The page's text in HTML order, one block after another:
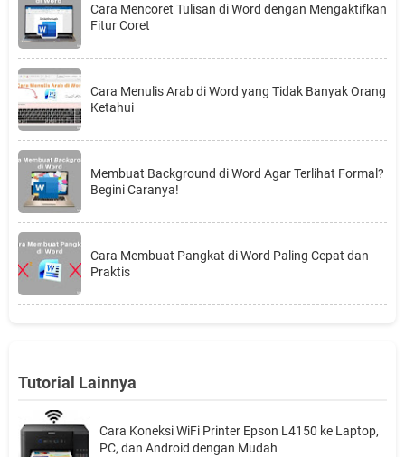
Cara Mencoret Tulisan di Word dengan Mengaktifkan
Fitur Coret
Cara Menulis Arab di Word yang Tidak Banyak Orang
Ketahui
Membuat Background di Word Agar Terlihat Formal?
Begini Caranya!
Cara Membuat Pangkat di Word Paling Cepat dan
Praktis
Tutorial Lainnya
Cara Koneksi WiFi Printer Epson L4150 ke Laptop,
PC, dan Android dengan Mudah